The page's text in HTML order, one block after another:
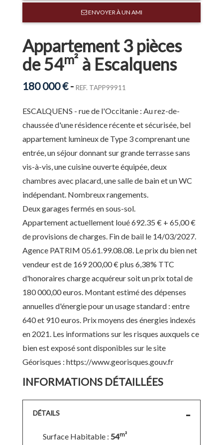
ENVOYER À UN AMI
Appartement 3 pièces
de 54m² à Escalquens
180 000 €- REF. TAPP99911
ESCALQUENS - rue de l'Occitanie : Au rez-de-
chaussée d'une résidence récente et sécurisée, bel
appartement lumineux de Type 3 comprenant une
entrée, un séjour donnant sur grande terrasse sans
vis-à-vis, une cuisine ouverte équipée, deux
chambres avec placard, une salle de bain et un WC
indépendant. Nombreux rangements.
Deux garages fermés en sous-sol.
Appartement actuellement loué 692.35 € + 65,00 €
de provisions de charges. Fin de bail le 14/03/2027.
Agence PATRIM 05.61.99.08.08. Le prix du bien net
vendeur est de 169 200,00 € plus 6,38% TTC
d'honoraires charge acquéreur soit un prix total de
180 000,00 euros. Montant estimé des dépenses
annuelles d'énergie pour un usage standard : entre
640 et 910 euros. Prix moyens des énergies indexés
en 2021. Les informations sur les risques auxquels ce
bien est exposé sont disponibles sur le site
Géorisques : https://www.georisques.gouv.fr
INFORMATIONS DÉTAILLÉES
DÉTAILS
Surface Habitable : 54m²